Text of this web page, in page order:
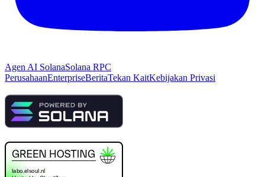
Agen AI SolanaSolana RPC
PerusahaanEnterpriseBeritaTekan KaitKebijakan Privasi